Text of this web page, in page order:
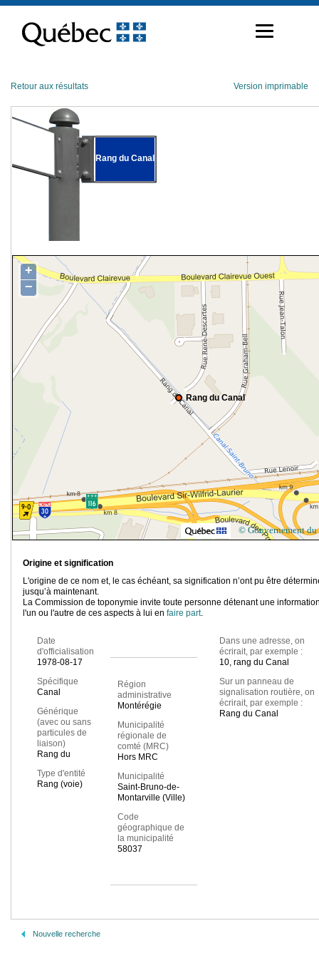
contenu
Retour aux résultats Version imprimable
Rang du Canal
Rang du Canal
+
−
© Gouvernement du
Origine et signification
L'origine de ce nom et, le cas échéant, sa signification n’ont pu être
jusqu’à maintenant.
La Commission de toponymie invite toute personne détenant une
l'un ou l'autre de ces aspects à lui en faire part.
Date
d'officialisation
1978-08-17
Spécifique
Canal
Générique
(avec ou sans
particules de
liaison)
Rang du
Type d'entité
Rang (voie)
Région
administrative
Montérégie
Municipalité
régionale de
comté (MRC)
Hors MRC
Municipalité
Saint-Bruno-de-
Montarville (Ville)
Code
géographique de
la municipalité
58037
Dans une adresse, on
écrirait, par exemple :
10, rang du Canal
Sur un panneau de
signalisation routière, on
écrirait, par exemple :
Rang du Canal
Nouvelle recherche